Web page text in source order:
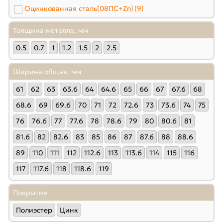
3.33
3.34(2)
3.61(2)
3.64(2)
3.74(2)
3.75(2)
4(2)
4.02(2)
4.13 (2)
4.17(2)
4.55(2)
4.98(2)
5(2)
5.03(2)
6.23(2)
6.66(2)
8.33(2)
592(2)
599(4)
606(4)
613(2)
649(2)
658(4)
667(6)
694 (2)
709(2)
719(2)
741 (2)
758(2)
769(2)
787(2)
800(6)
826(4)
855(2)
Оцинкованная сталь(08ПС+Zn) (9)
Толщина металла, мм
0.5
0.7 1 1.2 1.5 2 2.5
Ширина общая, мм
61
62 63 63.6 64 64.6 65 66 67 67.6
68
68.6
69 69.6 70 71 72 72.6 73 73.6 74
75
76
76.6 77 77.6 78 78.6 79 80 80.6
81
81.6
82 82.6 83 85 86 87 87.6 88
88.6
89
110 111 112 112.6 113 113.6 114 115
116
117
117.6 118 118.6 119
Покрытие
Полиэстер
Цинк